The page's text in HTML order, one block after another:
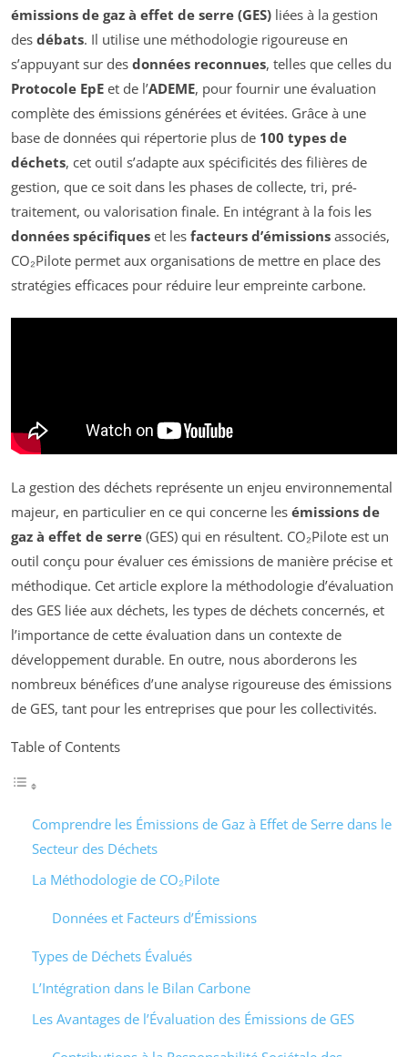
émissions de gaz à effet de serre (GES) liées à la gestion
des débats. Il utilise une méthodologie rigoureuse en
s’appuyant sur des données reconnues, telles que celles du
Protocole EpE et de l’ADEME, pour fournir une évaluation
complète des émissions générées et évitées. Grâce à une
base de données qui répertorie plus de 100 types de
déchets, cet outil s’adapte aux spécificités des filières de
gestion, que ce soit dans les phases de collecte, tri, pré-
traitement, ou valorisation finale. En intégrant à la fois les
données spécifiques et les facteurs d’émissions associés,
CO₂Pilote permet aux organisations de mettre en place des
stratégies efficaces pour réduire leur empreinte carbone.
La gestion des déchets représente un enjeu environnemental
majeur, en particulier en ce qui concerne les émissions de
gaz à effet de serre (GES) qui en résultent. CO₂Pilote est un
outil conçu pour évaluer ces émissions de manière précise et
méthodique. Cet article explore la méthodologie d’évaluation
des GES liée aux déchets, les types de déchets concernés, et
l’importance de cette évaluation dans un contexte de
développement durable. En outre, nous aborderons les
nombreux bénéfices d’une analyse rigoureuse des émissions
de GES, tant pour les entreprises que pour les collectivités.
Table of Contents
Comprendre les Émissions de Gaz à Effet de Serre dans le
Secteur des Déchets
La Méthodologie de CO₂Pilote
Données et Facteurs d’Émissions
Types de Déchets Évalués
L’Intégration dans le Bilan Carbone
Les Avantages de l’Évaluation des Émissions de GES